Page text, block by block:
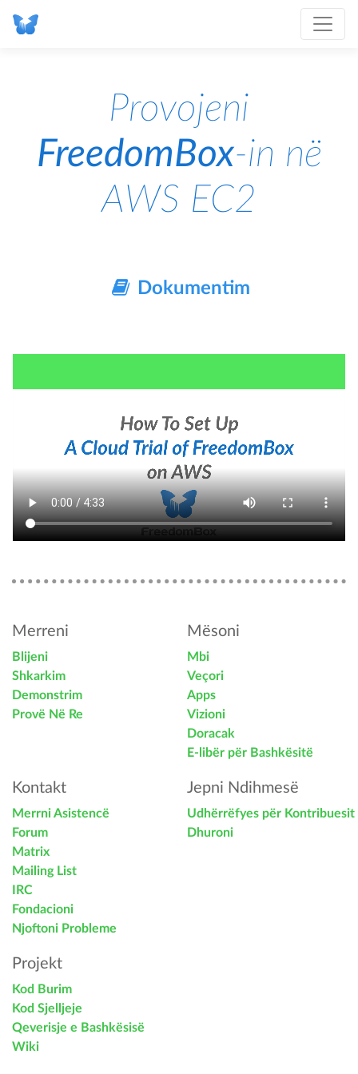
Provojeni
FreedomBox-in në
AWS EC2
Dokumentim
Merreni
Blijeni
Shkarkim
Demonstrim
Provë Në Re
Mësoni
Mbi
Veçori
Apps
Vizioni
Doracak
E-libër për Bashkësitë
Kontakt
Merrni Asistencë
Forum
Matrix
Mailing List
IRC
Fondacioni
Njoftoni Probleme
Jepni Ndihmesë
Udhërrëfyes për Kontribuesit
Dhuroni
Projekt
Kod Burim
Kod Sjelljeje
Qeverisje e Bashkësisë
Wiki